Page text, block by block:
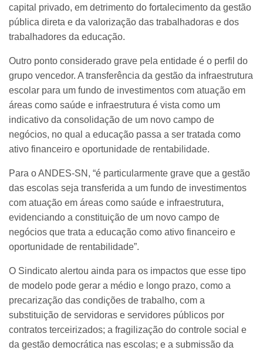
capital privado, em detrimento do fortalecimento da gestão
pública direta e da valorização das trabalhadoras e dos
trabalhadores da educação.
Outro ponto considerado grave pela entidade é o perfil do
grupo vencedor. A transferência da gestão da infraestrutura
escolar para um fundo de investimentos com atuação em
áreas como saúde e infraestrutura é vista como um
indicativo da consolidação de um novo campo de
negócios, no qual a educação passa a ser tratada como
ativo financeiro e oportunidade de rentabilidade.
Para o ANDES-SN, “é particularmente grave que a gestão
das escolas seja transferida a um fundo de investimentos
com atuação em áreas como saúde e infraestrutura,
evidenciando a constituição de um novo campo de
negócios que trata a educação como ativo financeiro e
oportunidade de rentabilidade”.
O Sindicato alertou ainda para os impactos que esse tipo
de modelo pode gerar a médio e longo prazo, como a
precarização das condições de trabalho, com a
substituição de servidoras e servidores públicos por
contratos terceirizados; a fragilização do controle social e
da gestão democrática nas escolas; e a submissão da